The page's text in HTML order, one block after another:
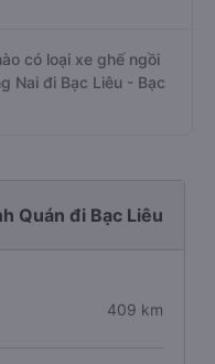
có loại xe ghế ngồi
Nai đi Bạc Liêu - Bạc
Quán đi Bạc Liêu
409 km